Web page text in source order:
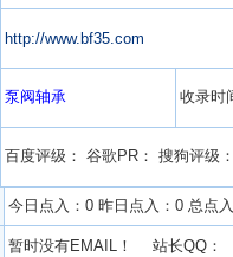
http://www.bf35.com
泵阀轴承 收录时
百度评级： 谷歌PR： 搜狗评级：
今日点入：0 昨日点入：0 总点
暂时没有EMAIL！ 站长QQ：